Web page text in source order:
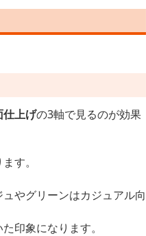
仕上げの3軸で見るのが効果
す。
やグリーンはカジュアル向
印象になります。